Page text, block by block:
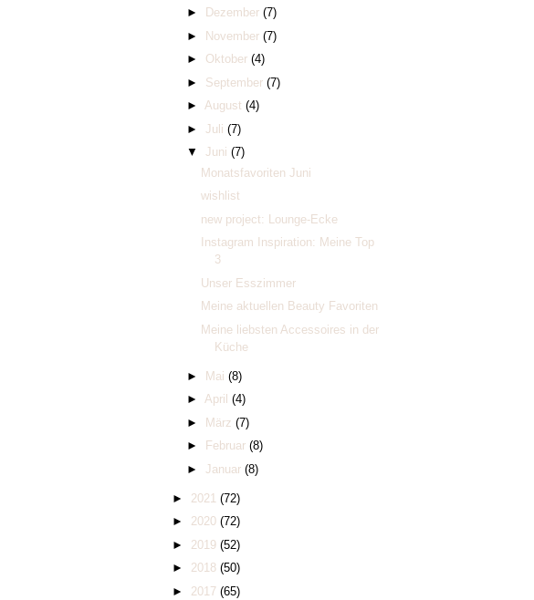
►
Dezember (7)
►
November (7)
► Oktober (4)
► September (7)
► August (4)
► Juli (7)
▼ Juni (7)
Monatsfavoriten Juni
wishlist
new project: Lounge-Ecke
Instagram Inspiration: Meine Top
3
Unser Esszimmer
Meine aktuellen Beauty Favoriten
Meine liebsten Accessoires in der
Küche
► Mai (8)
► April (4)
► März (7)
►
Februar (8)
► Januar (8)
► 2021 (72)
► 2020 (72)
► 2019 (52)
► 2018 (50)
► 2017 (65)